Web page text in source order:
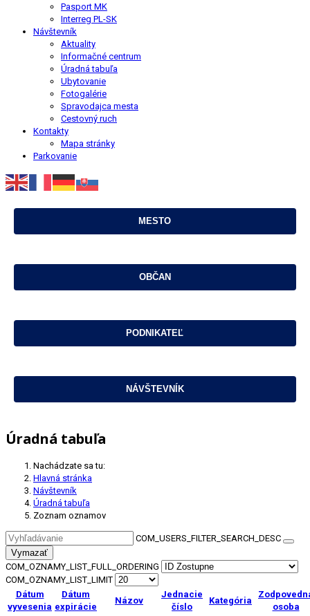
Pasport MK
Interreg PL-SK
Návštevník
Aktuality
Informačné centrum
Úradná tabuľa
Ubytovanie
Fotogalérie
Spravodajca mesta
Cestovný ruch
Kontakty
Mapa stránky
Parkovanie
Úradná tabuľa
Nachádzate sa tu:
Hlavná stránka
Návštevník
Úradná tabuľa
Zoznam oznamov
COM_USERS_FILTER_SEARCH_DESC
Vymazať
COM_OZNAMY_LIST_FULL_ORDERING
COM_OZNAMY_LIST_LIMIT
Dátum
vyvesenia
Dátum
expirácie
Názov
Jednacie
číslo
Kategória
osoba